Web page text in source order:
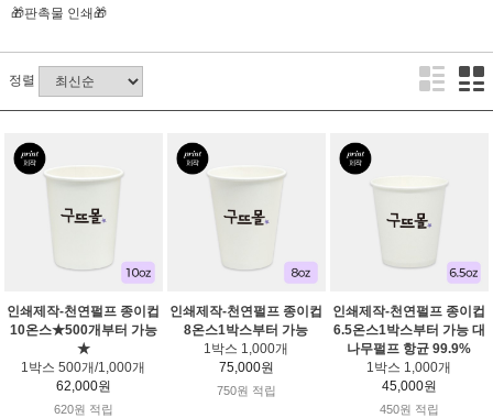
🎁판촉물 인쇄🎁
정렬
인쇄제작-천연펄프 종이컵
10온스★500개부터 가능
★
1박스 500개/1,000개
62,000원
620원 적립
인쇄제작-천연펄프 종이컵
8온스1박스부터 가능
1박스 1,000개
75,000원
750원 적립
인쇄제작-천연펄프 종이컵
6.5온스1박스부터 가능 대
나무펄프 항균 99.9%
1박스 1,000개
45,000원
450원 적립